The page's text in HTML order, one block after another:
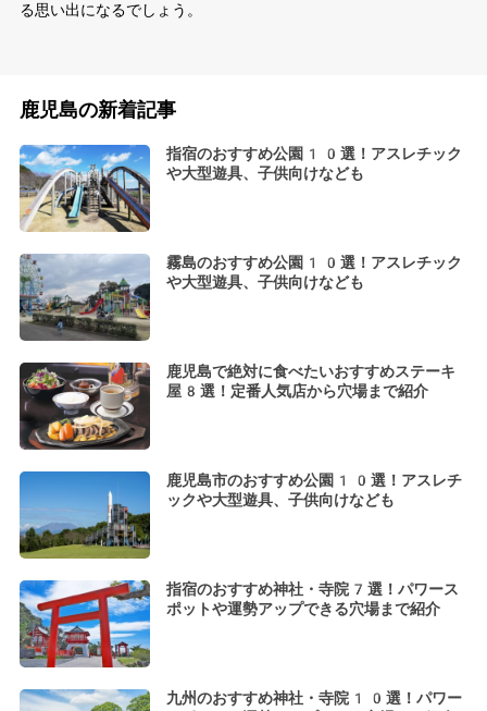
る思い出になるでしょう。
鹿児島の新着記事
指宿のおすすめ公園10選！アスレチック
や大型遊具、子供向けなども
霧島のおすすめ公園10選！アスレチック
や大型遊具、子供向けなども
鹿児島で絶対に食べたいおすすめステーキ
屋8選！定番人気店から穴場まで紹介
鹿児島市のおすすめ公園10選！アスレチ
ックや大型遊具、子供向けなども
指宿のおすすめ神社・寺院7選！パワース
ポットや運勢アップできる穴場まで紹介
九州のおすすめ神社・寺院10選！パワー